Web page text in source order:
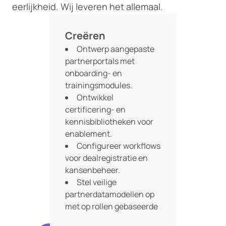
eerlijkheid. Wij leveren het allemaal.
Creëren
Ontwerp aangepaste
partnerportals met
onboarding- en
trainingsmodules.
Ontwikkel
certificering- en
kennisbibliotheken voor
enablement.
Configureer workflows
voor dealregistratie en
kansenbeheer.
Stel veilige
partnerdatamodellen op
met op rollen gebaseerde